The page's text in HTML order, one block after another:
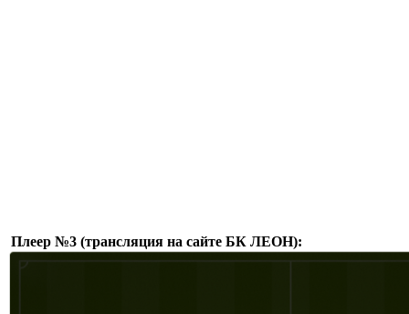
Плеер №3 (трансляция на сайте БК ЛЕОН):